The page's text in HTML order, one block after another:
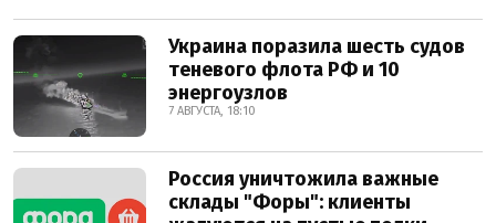
Украина поразила шесть судов
теневого флота РФ и 10
энергоузлов
7 АВГУСТА, 18:10
Россия уничтожила важные
склады "Форы": клиенты